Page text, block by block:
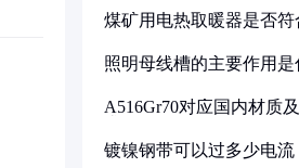
煤矿用电热取暖器是否
照明母线槽的主要作用是
A516Gr70对应国内材质
镀镍钢带可以过多少电流